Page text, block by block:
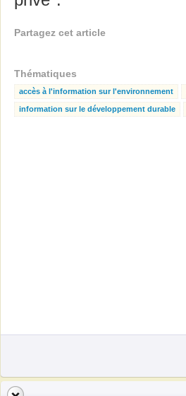
Partagez cet article
Thématiques
accès à l'information sur l'environnement
information sur le développement durable